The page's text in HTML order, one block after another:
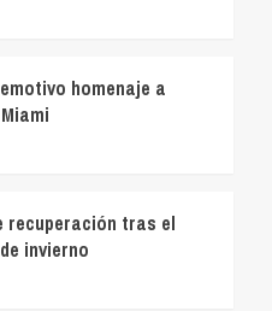
homenaje a
recuperación tras el
invierno